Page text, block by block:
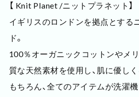
【 Knit Planet /ニットプラネット】
イギリスのロンドンを拠点とする
ド。
100％オーガニックコットンやメ
質な天然素材を使用し、肌に優し
もちろん、全てのアイテムが洗濯